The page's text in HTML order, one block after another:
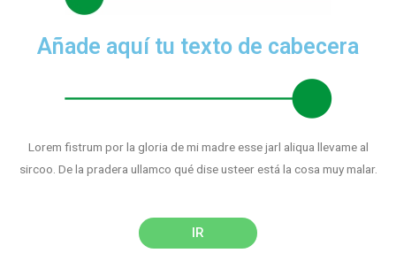
Añade aquí tu texto de cabecera
Lorem fistrum por la gloria de mi madre esse jarl aliqua llevame al
sircoo. De la pradera ullamco qué dise usteer está la cosa muy malar.
IR